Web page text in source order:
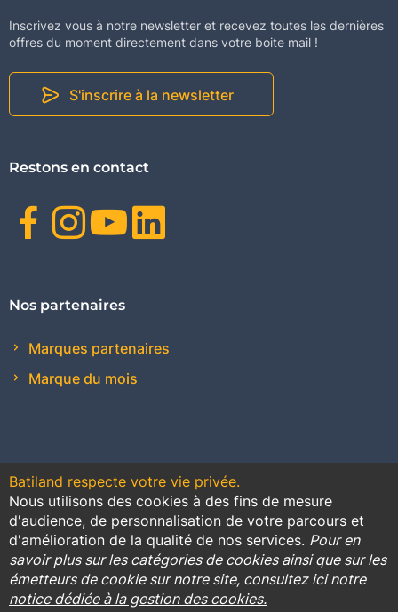
Inscrivez vous à notre newsletter et recevez toutes les dernières
offres du moment directement dans votre boite mail !
S'inscrire à la newsletter
Restons en contact
Facebook
Instagram
Youtube
Nos partenaires
Marques partenaires
Marque du mois
Contact Conditions générales de vente
Promotions
Règlement général sur la protection des données
Batiland respecte votre vie privée.
Nous utilisons des cookies à des fins de mesure
d'audience, de personnalisation de votre parcours et
d'amélioration de la qualité de nos services. Pour en
savoir plus sur les catégories de cookies ainsi que sur les
émetteurs de cookie sur notre site, consultez ici notre
notice dédiée à la gestion des cookies.